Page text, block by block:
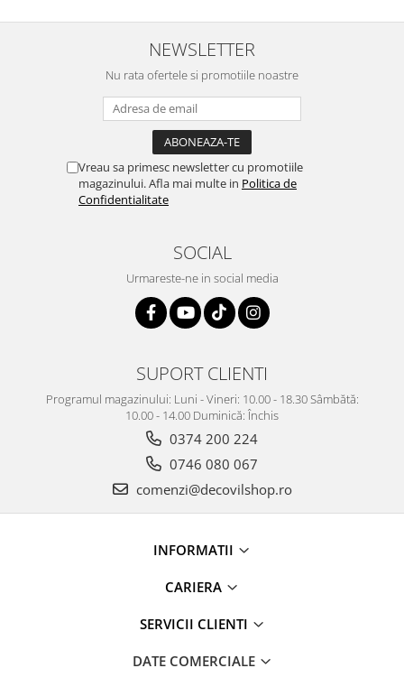
NEWSLETTER
Nu rata ofertele si promotiile noastre
Vreau sa primesc newsletter cu promotiile
magazinului. Afla mai multe in Politica de
Confidentialitate
SOCIAL
Urmareste-ne in social media
SUPORT CLIENTI
Programul magazinului: Luni - Vineri: 10.00 - 18.30 Sâmbătă:
10.00 - 14.00 Duminică: Închis
0374 200 224
0746 080 067
comenzi@decovilshop.ro
INFORMATII
CARIERA
SERVICII CLIENTI
DATE COMERCIALE